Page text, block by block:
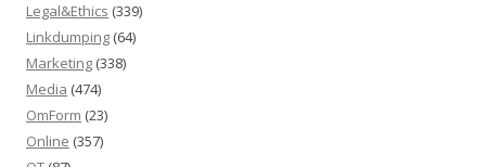
Legal&Ethics (339)
Linkdumping (64)
Marketing (338)
Media (474)
OmForm (23)
Online (357)